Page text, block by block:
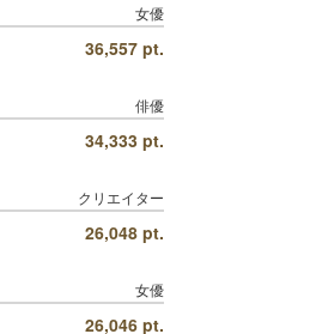
女優
36,557 pt.
俳優
34,333 pt.
クリエイター
26,048 pt.
女優
26,046 pt.